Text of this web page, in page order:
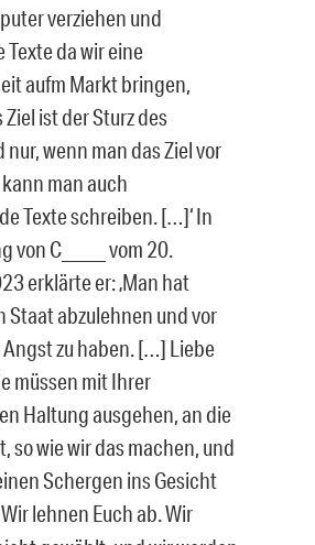
verziehen und
da wir eine
aufm Markt bringen,
ist der Sturz des
nur, wenn man das Ziel vor
man auch
Texte schreiben. […]‘ In
von C_____ vom 20.
erklärte er: ‚Man hat
Staat abzulehnen und vor
zu haben. […] Liebe
müssen mit Ihrer
Haltung ausgehen, an die
so wie wir das machen, und
Schergen ins Gesicht
Wir lehnen Euch ab. Wir